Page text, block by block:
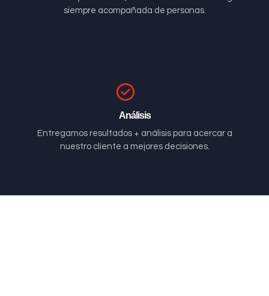
siempre acompañada de personas.
Análisis
Entregamos resultados + análisis para acercar a
nuestro cliente a mejores decisiones.